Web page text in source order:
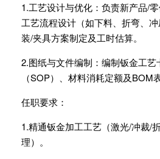
1.工艺设计与优化：负责新产品/零
工艺流程设计（如下料、折弯、
装/夹具方案制定及工时估算。
2.图纸与文件编制：编制钣金工艺
（SOP）、材料消耗定额及BOM表
任职要求：
1.精通钣金加工工艺（激光/冲裁/
理）。